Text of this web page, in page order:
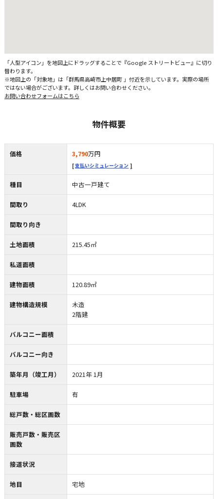
「人型アイコン」を地図上にドラッグすることで『Google ストリートビュー』に切り
替わります。
※地図上の「対象地」は「群馬県高崎市上中居町 」付近を示しています。実際の場所
ではない場合がございます。詳しくはお問い合わせください。
お問い合わせフォームはこちら
物件概要
価格 3,790万円
支払いシミュレーション
種目 中古一戸建て
間取り 4LDK
間取り向き
土地面積 215.45㎡
私道面積
建物面積 120.89㎡
建物構造規模
木造
2階建
バルコニー面積
バルコニー向き
築年月（竣工月） 2021年 1月
駐車場 有
総戸数・総区画数
販売戸数・販売区
画数
接道状況
地目 宅地